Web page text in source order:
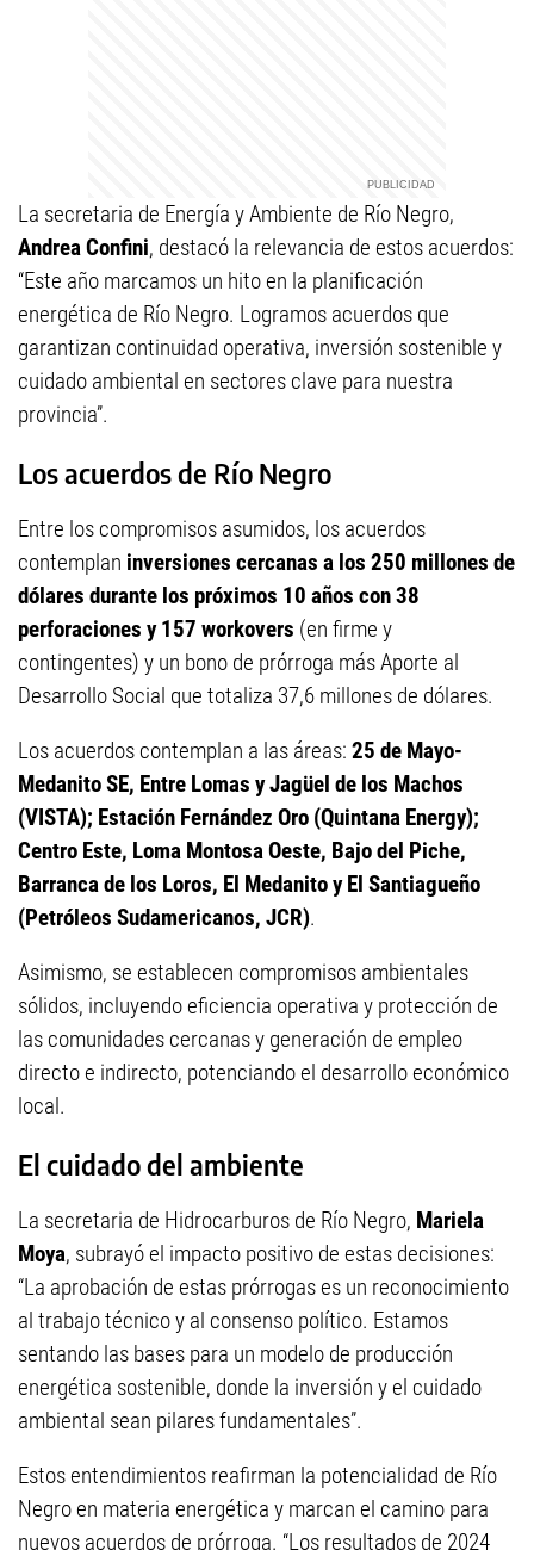
La secretaria de Energía y Ambiente de Río Negro,
Andrea Confini, destacó la relevancia de estos acuerdos:
“Este año marcamos un hito en la planificación
energética de Río Negro. Logramos acuerdos que
garantizan continuidad operativa, inversión sostenible y
cuidado ambiental en sectores clave para nuestra
provincia”.
Los acuerdos de Río Negro
Entre los compromisos asumidos, los acuerdos
contemplan inversiones cercanas a los 250 millones de
dólares durante los próximos 10 años con 38
perforaciones y 157 workovers (en firme y
contingentes) y un bono de prórroga más Aporte al
Desarrollo Social que totaliza 37,6 millones de dólares.
Los acuerdos contemplan a las áreas: 25 de Mayo-
Medanito SE, Entre Lomas y Jagüel de los Machos
(VISTA); Estación Fernández Oro (Quintana Energy);
Centro Este, Loma Montosa Oeste, Bajo del Piche,
Barranca de los Loros, El Medanito y El Santiagueño
(Petróleos Sudamericanos, JCR).
Asimismo, se establecen compromisos ambientales
sólidos, incluyendo eficiencia operativa y protección de
las comunidades cercanas y generación de empleo
directo e indirecto, potenciando el desarrollo económico
local.
El cuidado del ambiente
La secretaria de Hidrocarburos de Río Negro, Mariela
Moya, subrayó el impacto positivo de estas decisiones:
“La aprobación de estas prórrogas es un reconocimiento
al trabajo técnico y al consenso político. Estamos
sentando las bases para un modelo de producción
energética sostenible, donde la inversión y el cuidado
ambiental sean pilares fundamentales”.
Estos entendimientos reafirman la potencialidad de Río
Negro en materia energética y marcan el camino para
nuevos acuerdos de prórroga. “Los resultados de 2024